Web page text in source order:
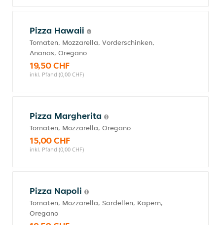
Pizza Hawaii
Tomaten, Mozzarella, Vorderschinken,
Ananas, Oregano
19,50 CHF
inkl. Pfand (0,00 CHF)
Pizza Margherita
Tomaten, Mozzarella, Oregano
15,00 CHF
inkl. Pfand (0,00 CHF)
Pizza Napoli
Tomaten, Mozzarella, Sardellen, Kapern,
Oregano